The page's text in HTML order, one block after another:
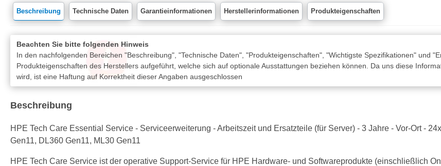
Beschreibung Technische Daten Garantieinformationen Herstellerinformationen Produkteigenschaften
Beachten Sie bitte folgenden Hinweis
In den nachfolgenden Bereichen "Beschreibung", "Technische Daten", "Produkteigenschaften", "Wichtigste Spezifikationen" und
Produkteigenschaften des Herstellers aufgeführt, welche sich auf optionale Ausstattungen beziehen können. Da uns diese
wird, ist eine Haftung auf Korrektheit dieser Angaben ausgeschlossen
Beschreibung
HPE Tech Care Essential Service - Serviceerweiterung - Arbeitszeit und Ersatzteile (für Server) - 3 Jahre - Vor-Ort -
Gen11, DL360 Gen11, ML30 Gen11
HPE Tech Care Service ist der operative Support-Service für HPE Hardware- und Softwareprodukte (einschließlich